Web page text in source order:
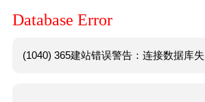
Database Error
(1040) 365建站错误警告：连接数据库